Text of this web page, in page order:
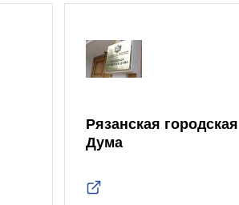
Рязанская городская
Дума